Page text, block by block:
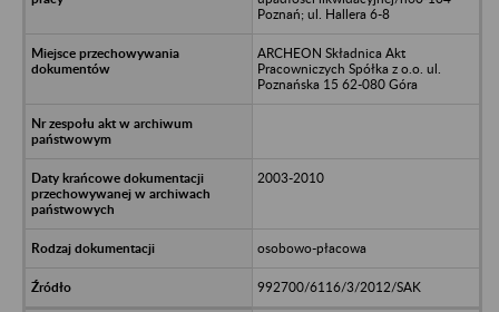
Poznań; ul. Hallera 6-8
ARCHEON Składnica Akt
Pracowniczych Spółka z o.o. ul.
Poznańska 15 62-080 Góra
2003-2010
osobowo-płacowa
992700/6116/3/2012/SAK